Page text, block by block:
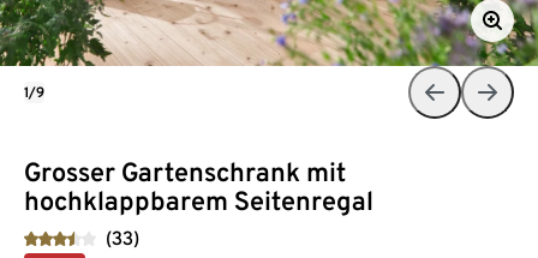
Grosser Gartenschrank mit
hochklappbarem Seitenregal
(33)
1/9